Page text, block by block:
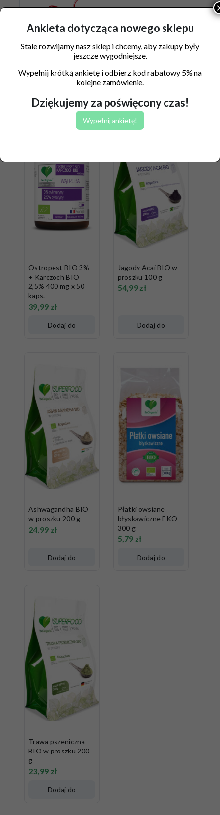
Podobne produkty
Ostropest BIO 3%
+ Karczoch BIO
2,5% 400 mg x 50
kaps.
39,99 zł
Dodaj do
Jagody Acai BIO w
proszku 100 g
54,99 zł
Dodaj do
Ashwagandha BIO
w proszku 200 g
24,99 zł
Dodaj do
Płatki owsiane
błyskawiczne EKO
300 g
5,79 zł
Dodaj do
Trawa pszeniczna
BIO w proszku 200
g
23,99 zł
Dodaj do
Ankieta dotycząca nowego sklepu
Stale rozwijamy nasz sklep i chcemy, aby zakupy były
jeszcze wygodniejsze.
Wypełnij krótką ankietę i odbierz kod rabatowy 5% na
kolejne zamówienie.
Dziękujemy za poświęcony czas!
Wypełnij ankietę!